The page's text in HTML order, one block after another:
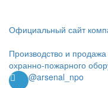
Официальный сайт
Производство и
охранно-пожарного
@arsenal_npo